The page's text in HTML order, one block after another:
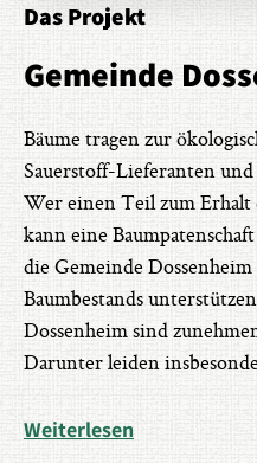
Das Projekt
Gemeinde
Bäume tragen zur
Sauerstoff-Lieferanten
Wer einen Teil zum Erhalt
kann eine
die Gemeinde
Baumbestands
Dossenheim sind
Darunter leiden
Weiterlesen